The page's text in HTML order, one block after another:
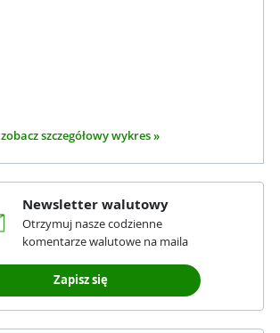
zobacz szczegółowy wykres »
Newsletter walutowy
Otrzymuj nasze codzienne
komentarze walutowe na maila
Zapisz się